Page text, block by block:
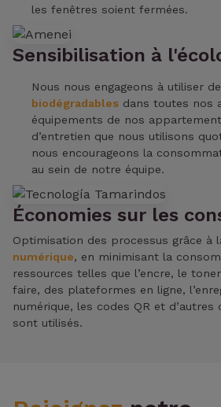
les fenêtres soient fermées.
Sensibilisation à
Nous nous engageons à utiliser
biodégradables dans toutes nos
équipements de nos
d’entretien que nous utilisons
nous encourageons la
au sein de notre équipe.
Économies sur les
Optimisation des processus grâce à
numérique, en minimisant la
ressources telles que l’encre, le
faire, des plateformes en ligne,
numérique, les codes QR et
sont utilisés.